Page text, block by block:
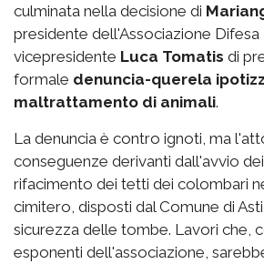
culminata nella decisione di
presidente dell'Associazione Difesa
vicepresidente Luca Tomatis di
formale denuncia-querela
maltrattamento di animali.
La denuncia è contro ignoti, ma
conseguenze derivanti dall'avvio
rifacimento dei tetti dei colombari
cimitero, disposti dal Comune di
sicurezza delle tombe. Lavori che,
esponenti dell'associazione,